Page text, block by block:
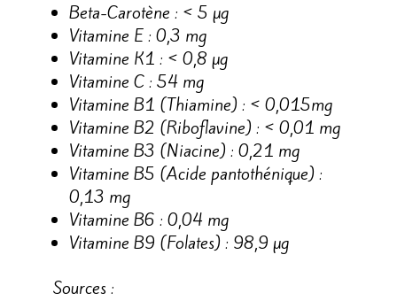
Beta-Carotène : < 5 µg
Vitamine E : 0,3 mg
Vitamine K1 : < 0,8 µg
Vitamine C : 54 mg
Vitamine B1 (Thiamine) : < 0,015mg
Vitamine B2 (Riboflavine) : < 0,01 mg
Vitamine B3 (Niacine) : 0,21 mg
Vitamine B5 (Acide pantothénique) :
0,13 mg
Vitamine B6 : 0,04 mg
Vitamine B9 (Folates) : 98,9 µg
Sources :